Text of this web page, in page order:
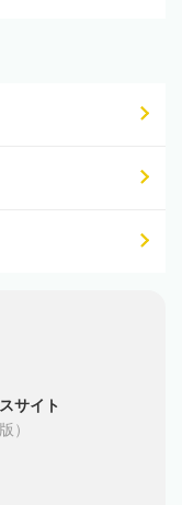
サイト
）